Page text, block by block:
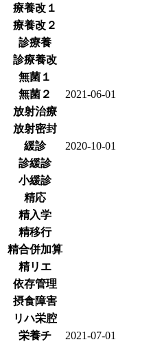
療養改１
療養改２
診療養
診療養改
無菌１
無菌２
2021-06-01
放射治療
放射密封
緩診
2020-10-01
診緩診
小緩診
精応
精入学
精移行
精合併加算
精リエ
依存管理
摂食障害
リハ栄腔
栄養チ
2021-07-01